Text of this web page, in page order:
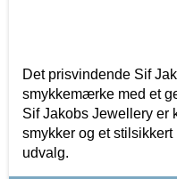
Det prisvindende Sif
smykkemærke med et
Sif Jakobs Jewellery er
smykker og et
udvalg.